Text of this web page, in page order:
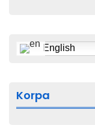
бити
страници
производа.
English
Korpa